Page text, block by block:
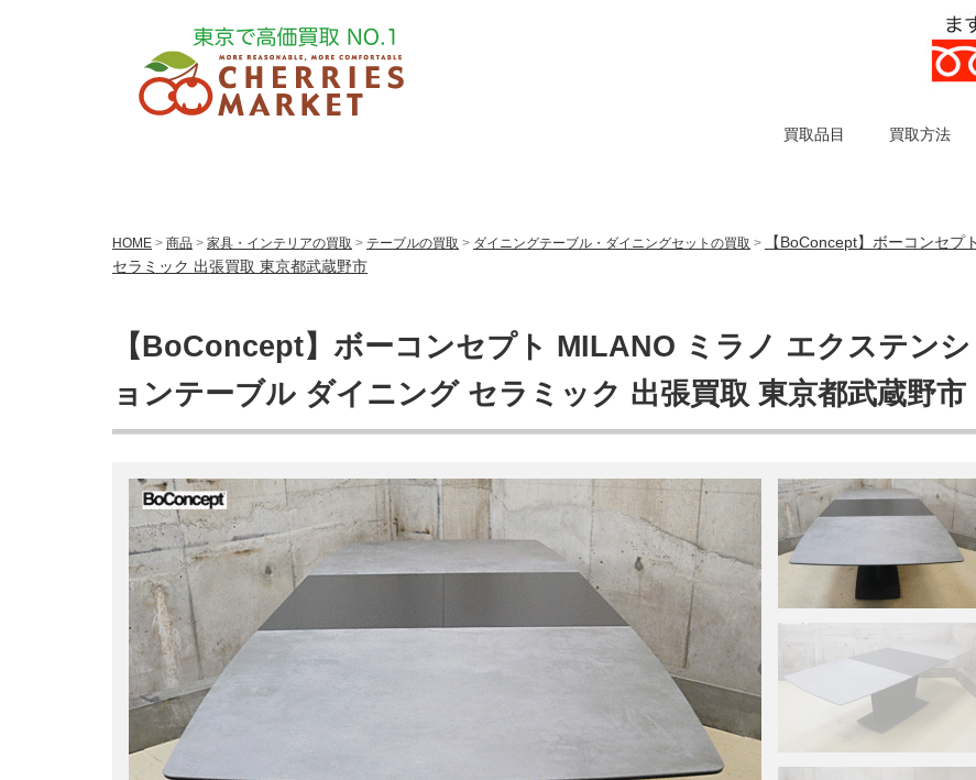
買取品目 買取方法
HOME > 商品 > 家具・インテリアの買取 > テーブルの買取 > ダイニングテーブル・ダイニングセットの買取 >
【BoConcept】ボーコンセ
セラミック 出張買取 東京都武蔵野市
【BoConcept】ボーコンセプト MILANO ミラノ エクステンシ
ョンテーブル ダイニング セラミック 出張買取 東京都武蔵野市